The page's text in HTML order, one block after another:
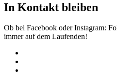
In Kontakt bleiben
Ob bei Facebook oder Instagram:
immer auf dem Laufenden!